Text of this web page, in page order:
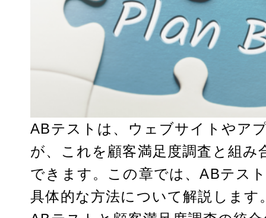
ABテストは、ウェブサイトやア
が、これを顧客満足度調査と組
できます。この章では、ABテス
具体的な方法について解説します